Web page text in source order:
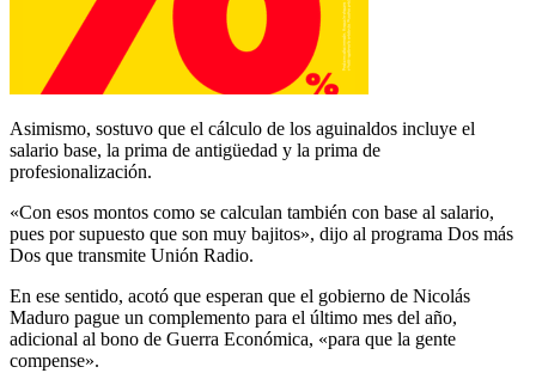
Asimismo, sostuvo que el cálculo de los aguinaldos incluye el
salario base, la prima de antigüedad y la prima de
profesionalización.
«Con esos montos como se calculan también con base al salario,
pues por supuesto que son muy bajitos», dijo al programa Dos más
Dos que transmite Unión Radio.
En ese sentido, acotó que esperan que el gobierno de Nicolás
Maduro pague un complemento para el último mes del año,
adicional al bono de Guerra Económica, «para que la gente
compense».